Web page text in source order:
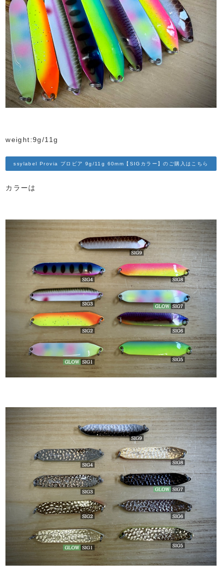
weight:9g/11g
ssylabel Provia プロビア 9g/11g 60mm【SIGカラー】のご購入はこちら
カラーは